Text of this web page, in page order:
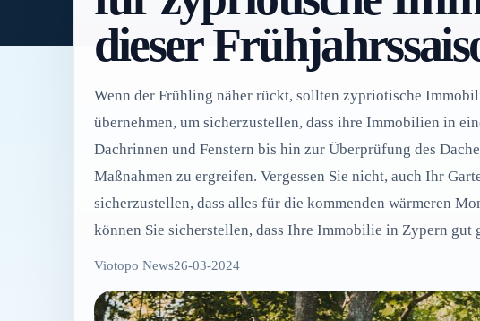
dieser
Wenn der Frühling näher rückt, sollten zypriotische
übernehmen, um sicherzustellen, dass ihre Immobilien in
Dachrinnen und Fenstern bis hin zur Überprüfung des
Maßnahmen zu ergreifen. Vergessen Sie nicht, auch Ihr
sicherzustellen, dass alles für die kommenden wärmeren
können Sie sicherstellen, dass Ihre Immobilie in Zypern
Viotopo News26-03-2024